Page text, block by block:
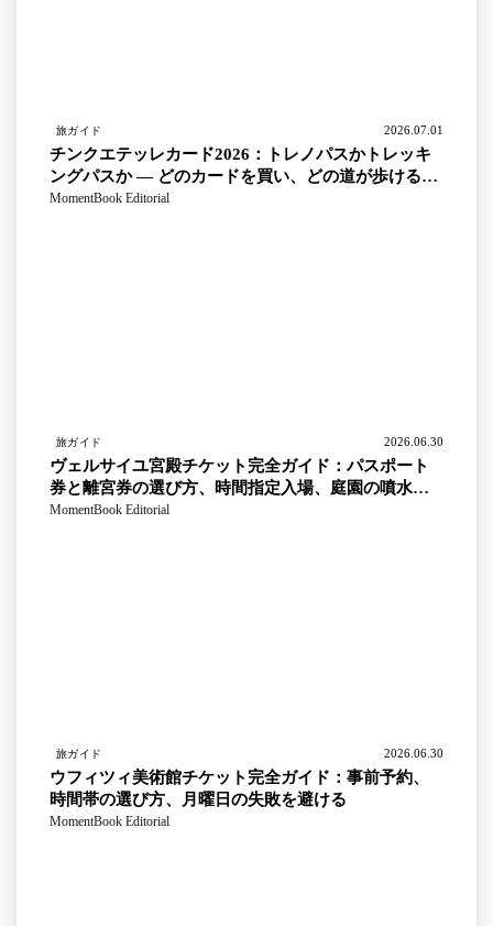
旅ガイド 2026.07.01
チンクエテッレカード2026：トレノパスかトレッキ
ングパスか — どのカードを買い、どの道が歩けるの
か
MomentBook Editorial
旅ガイド 2026.06.30
ヴェルサイユ宮殿チケット完全ガイド：パスポート
券と離宮券の選び方、時間指定入場、庭園の噴水シ
ョー日程まとめ
MomentBook Editorial
旅ガイド 2026.06.30
ウフィツィ美術館チケット完全ガイド：事前予約、
時間帯の選び方、月曜日の失敗を避ける
MomentBook Editorial